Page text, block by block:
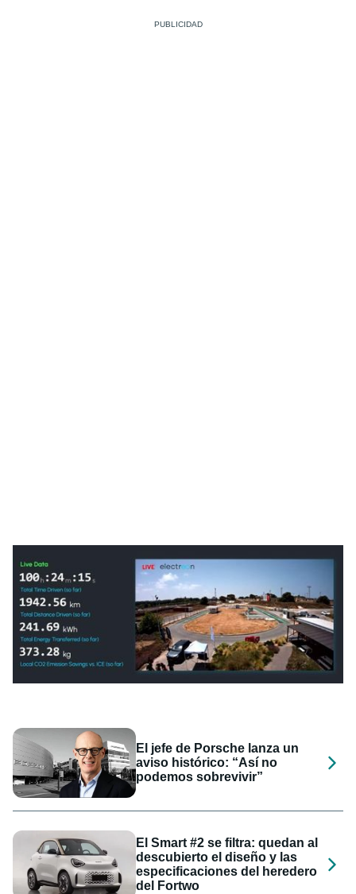
El jefe de Porsche lanza un
aviso histórico: “Así no
podemos sobrevivir”
El Smart #2 se filtra: quedan al
descubierto el diseño y las
especificaciones del heredero
del Fortwo